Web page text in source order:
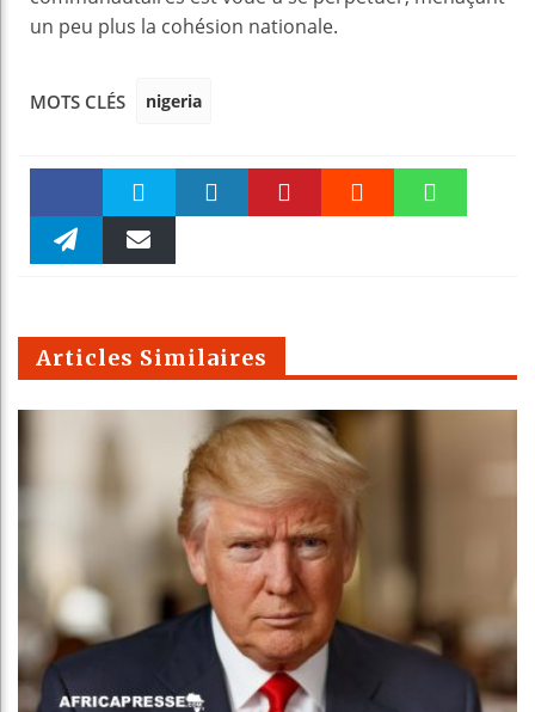
un peu plus la cohésion nationale.
MOTS CLÉS nigeria
Faceboo Twitter
m
Articles Similaires